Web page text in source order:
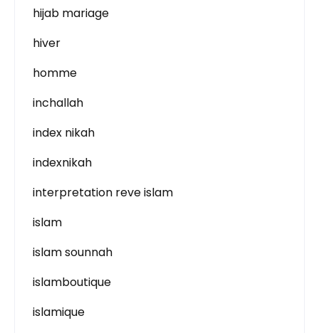
hijab mariage
hiver
homme
inchallah
index nikah
indexnikah
interpretation reve islam
islam
islam sounnah
islamboutique
islamique